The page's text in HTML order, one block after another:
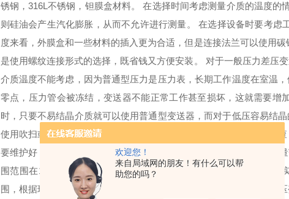
欢迎您！
来自局域网的朋友！有什么可以帮
助您的吗？
锈钢，316L不锈钢，钽膜盒材料。 在选择时间考虑测量介质的温度
则硅油会产生汽化膨胀，从而不允许进行测量。 在选择设备时要考
度来看，外膜盒和一些材料的插入更为合适，但是连接法兰可以使用
是使用螺纹连接形式的选择，既省钱又方便安装。 对于一般压力差压
介质温度不能考虑，因为普通型压力是压力表，长期工作温度在室温
零点，压力管会被冻结，变送器不能正常工作甚至损坏，这就需要增
时，只要不易结晶介质就可以使用普通型变送器，而对于低压容易结
使用吹扫或气体），普通型变送器的应用是要求维护人员进行定期检
要维护好，大量普通使用的发射机性投入就会节省很多。 从发射机测
围范围在1/4到3/4范围内，以保证精度。对于微差压发射机更重要
围，根据现场的位置来计算测量范围和迁移，迁移和积极迁移点。 差